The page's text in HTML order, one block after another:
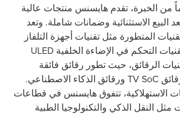
من 50 عاماً من الخبرة، تقدم هايسنس منتجات عالية
البيع الاستثنائية وضمانات شاملة. وتعد
المتطورة مثل تقنيات أجهزة التلفاز
التحكم في الإضاءة الخلفية ULED
الرقائق، حيث تطور رقائق فائقة
TV SoC ورقائق الذكاء الاصطناعي.
الاستهلاكية، تتفوق هايسنس في قطاعات
النقل الذكي والتكنولوجيا الطبية